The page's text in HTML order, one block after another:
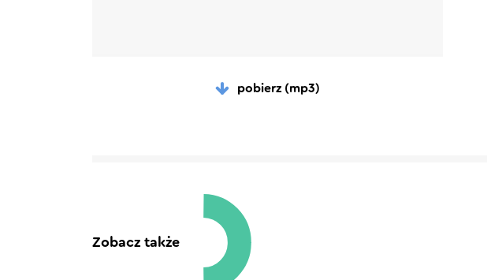
pobierz (mp3)
Zobacz także